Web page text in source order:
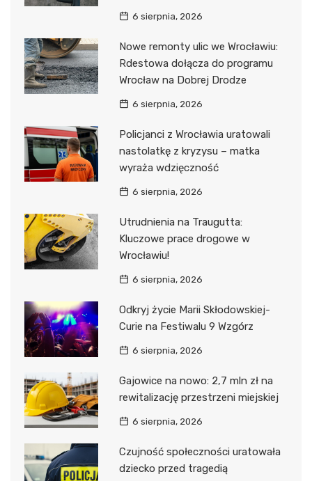
6 sierpnia, 2026
Nowe remonty ulic we Wrocławiu:
Rdestowa dołącza do programu
Wrocław na Dobrej Drodze
6 sierpnia, 2026
Policjanci z Wrocławia uratowali
nastolatkę z kryzysu – matka
wyraża wdzięczność
6 sierpnia, 2026
Utrudnienia na Traugutta:
Kluczowe prace drogowe w
Wrocławiu!
6 sierpnia, 2026
Odkryj życie Marii Skłodowskiej-
Curie na Festiwalu 9 Wzgórz
6 sierpnia, 2026
Gajowice na nowo: 2,7 mln zł na
rewitalizację przestrzeni miejskiej
6 sierpnia, 2026
Czujność społeczności uratowała
dziecko przed tragedią